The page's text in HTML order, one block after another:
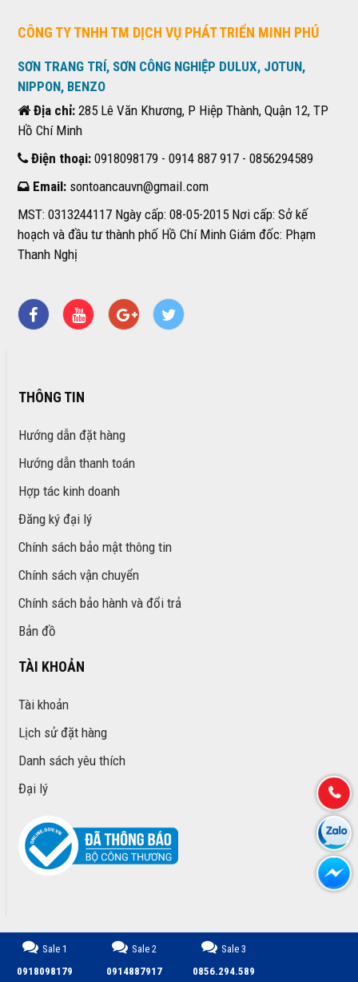
CÔNG TY TNHH TM DỊCH VỤ PHÁT TRIỂN MINH PHÚ
SƠN TRANG TRÍ, SƠN CÔNG NGHIỆP DULUX, JOTUN,
NIPPON, BENZO
Địa chỉ: 285 Lê Văn Khương, P Hiệp Thành, Quận 12, TP
Hồ Chí Minh
Điện thoại: 0918098179 - 0914 887 917 - 0856294589
Email: sontoancauvn@gmail.com
MST: 0313244117 Ngày cấp: 08-05-2015 Nơi cấp: Sở kế
hoạch và đầu tư thành phố Hồ Chí Minh Giám đốc: Phạm
Thanh Nghị
THÔNG TIN
Hướng dẫn đặt hàng
Hướng dẫn thanh toán
Hợp tác kinh doanh
Đăng ký đại lý
Chính sách bảo mật thông tin
Chính sách vận chuyển
Chính sách bảo hành và đổi trả
Bản đồ
TÀI KHOẢN
Tài khoản
Lịch sử đặt hàng
Danh sách yêu thích
Đại lý
Sale 1
0918098179
Sale 2
0914887917
Sale 3
0856.294.589